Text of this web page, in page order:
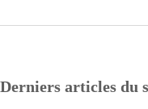
Derniers articles du